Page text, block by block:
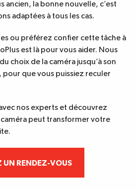
ancien, la bonne nouvelle, c’est
adaptées à tous les cas.
ou préférez confier cette tâche à
est là pour vous aider. Nous
choix de la caméra jusqu’à son
que vous puissiez reculer
nos experts et découvrez
peut transformer votre
UN RENDEZ-VOUS